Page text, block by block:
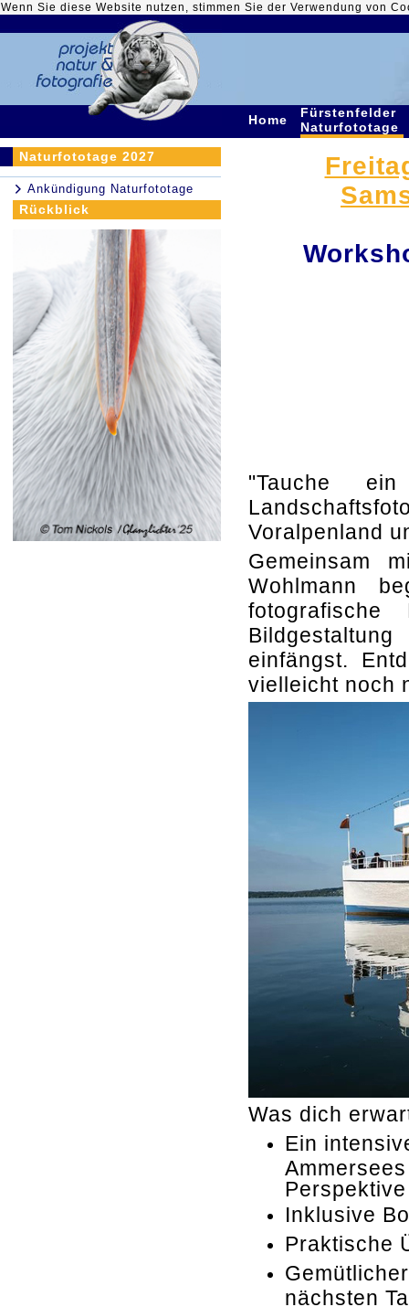
Wenn Sie diese Website nutzen, stimmen Sie der Verwendung von
Home
Fürstenfelder
Naturfototage
Naturfototage 2027
Ankündigung Naturfototage
Rückblick
"Tauche
Voralpenland
Gemeinsam
Wohlmann
einfängst.
vielleicht noch
Was dich
Ein
Inklusive
Praktische
nächsten